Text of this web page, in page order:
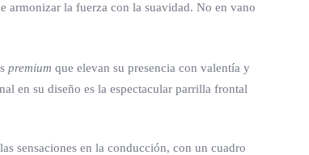
armonizar la fuerza con la suavidad. No en vano
premium que elevan su presencia con valentía y
en su diseño es la espectacular parrilla frontal
sensaciones en la conducción, con un cuadro